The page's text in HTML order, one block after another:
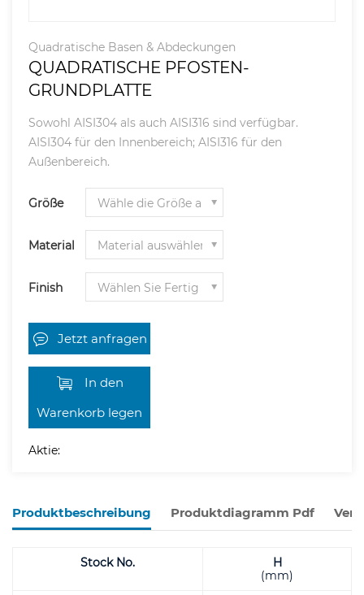
Quadratische Basen & Abdeckungen
QUADRATISCHE PFOSTEN-
GRUNDPLATTE
Sowohl AISI304 als auch AISI316 sind verfügbar.
AISI304 für den Innenbereich; AISI316 für den
Außenbereich.
Größe
Material
Finish
Jetzt anfragen
In den
Warenkorb legen
Aktie:
Produktbeschreibung Produktdiagramm Pdf
Stock No.
H
(mm)